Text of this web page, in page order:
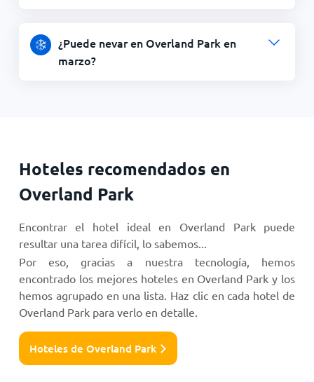
¿Puede nevar en Overland Park en
marzo?
Hoteles recomendados en
Overland Park
Encontrar el hotel ideal en Overland Park puede
resultar una tarea difícil, lo sabemos...
Por eso, gracias a nuestra tecnología, hemos
encontrado los mejores hoteles en Overland Park y los
hemos agrupado en una lista. Haz clic en cada hotel de
Overland Park para verlo en detalle.
Hoteles de Overland Park